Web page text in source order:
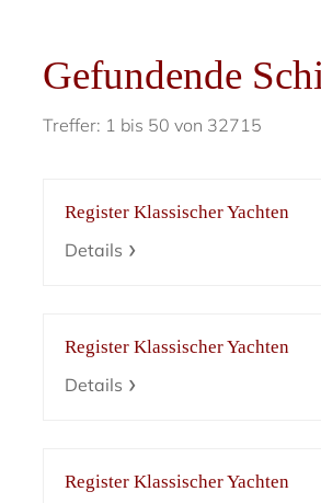
Gefundende
Treffer: 1 bis 50 von 32715
Register Klassischer Yachten
Details
Register Klassischer Yachten
Details
Register Klassischer Yachten